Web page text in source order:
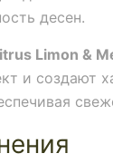
десен.
Limon &
и создают